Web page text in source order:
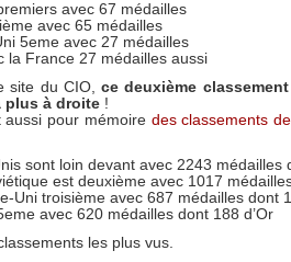
avec 67 médailles
avec 65 médailles
5eme avec 27 médailles
la France 27 médailles aussi
site du CIO, ce deuxième
plus à droite !
aussi pour mémoire des classements
sont loin devant avec 2243 médailles
est deuxième avec 1017
Uni troisième avec 687 médailles dont
avec 620 médailles dont 188 d’Or
les plus vus.